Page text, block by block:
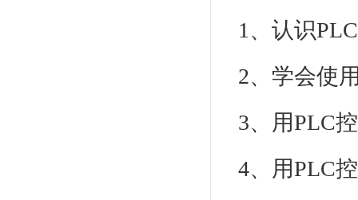
1、认识PLC
2、学会使
3、用PLC
4、用PLC